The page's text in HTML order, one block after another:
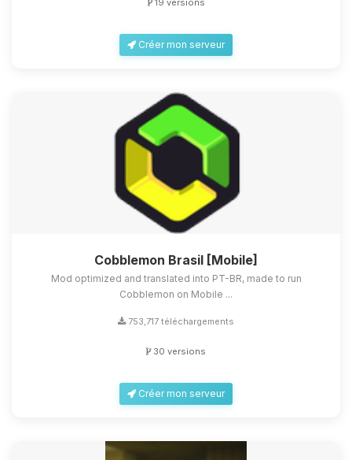
Créer mon serveur
Cobblemon Brasil [Mobile]
Mod optimized and translated into PT-BR, made to run
Cobblemon on Mobile ...
753,717 téléchargements
30 versions
Créer mon serveur